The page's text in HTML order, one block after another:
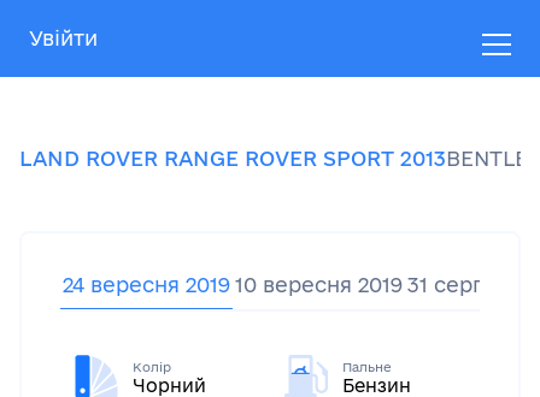
Увійти
LAND ROVER RANGE ROVER SPORT 2013BENTLEY
24 вересня 2019 10 вересня 2019 31 серпня
Колір
Чорний
Пальне
Бензин